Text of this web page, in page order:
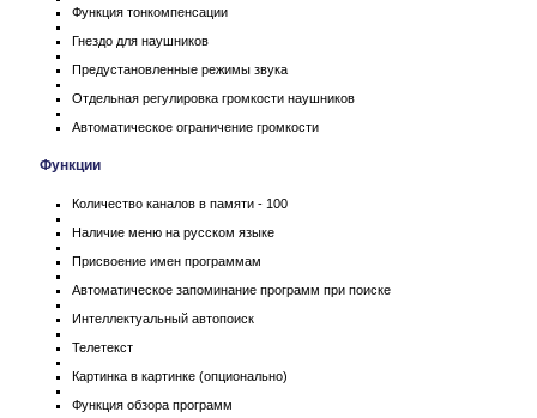
Функция тонкомпенсации
Гнездо для наушников
Предустановленные режимы звука
Отдельная регулировка громкости наушников
Автоматическое ограничение громкости
Функции
Количество каналов в памяти - 100
Наличие меню на русском языке
Присвоение имен программам
Автоматическое запоминание программ при поиске
Интеллектуальный автопоиск
Телетекст
Картинка в картинке (опционально)
Функция обзора программ